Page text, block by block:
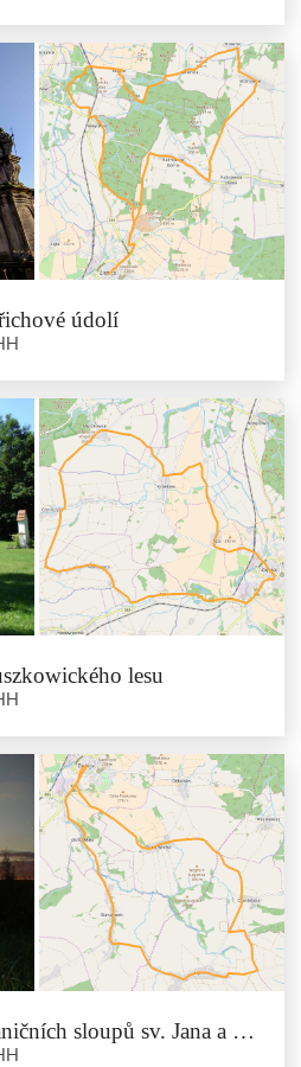
Jindřichově knihy
km | 3:30 hh
- Jindřichov - Brukalice - Stary Jindřichov
-...
údolí
údolí
km | 3:30 hh
- Jindřichov - Skalice - Jasienica - Nowina -
-...
lesu
lesu
km | 3:30 hh
- Czerńczyce - Muszkowice - Krzelków - Lipa
...
V hledání hraničních sloupů sv. Jana a pramenu řeky Olawa